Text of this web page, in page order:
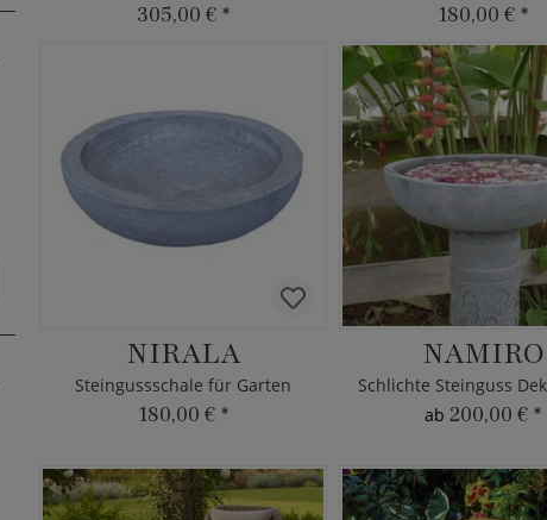
305,00 € * 180,00 € *
NIRALA
Steingussschale für Garten
180,00 € *
NAMIRO
Schlichte Steinguss
ab 200,00 € *